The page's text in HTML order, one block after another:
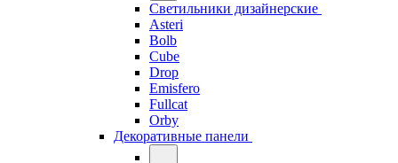
Светильники дизайнерские
Asteri
Bolb
Cube
Drop
Emisfero
Fullcat
Orby
Декоративные панели